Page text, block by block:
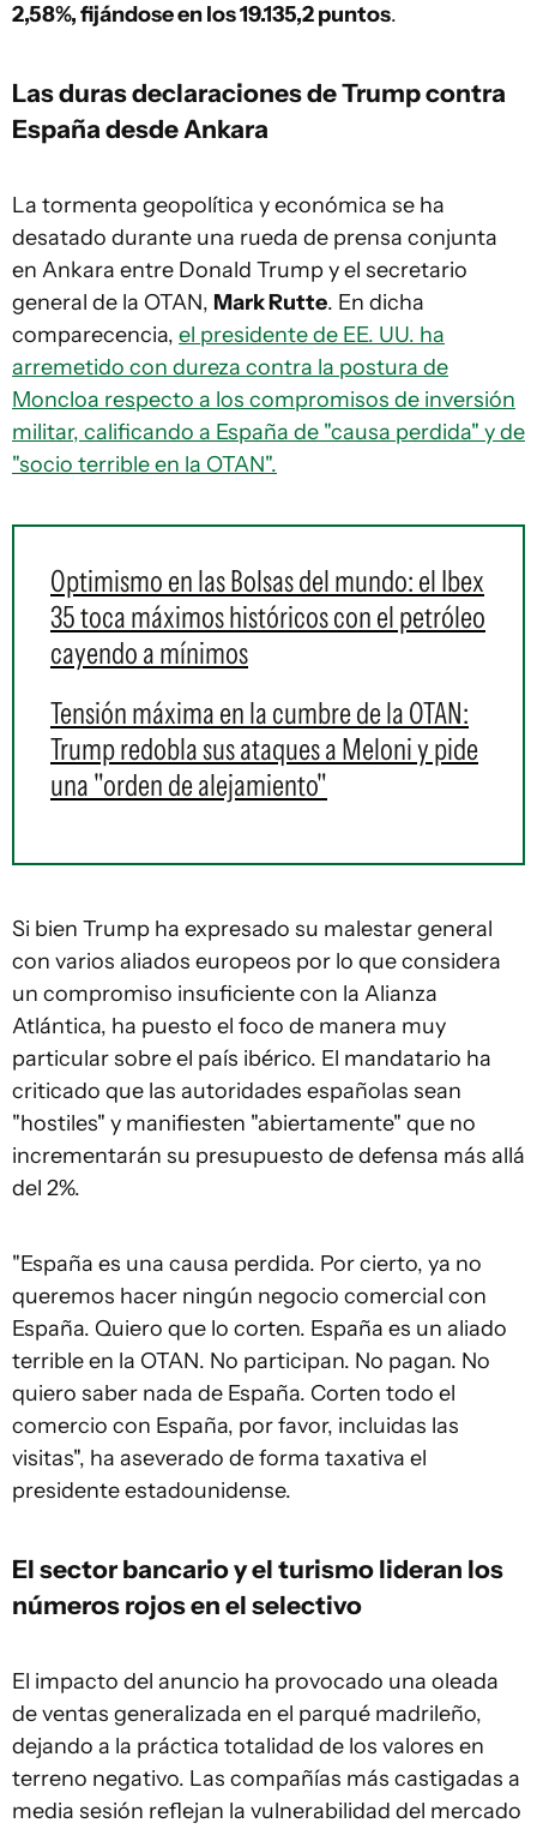
2,58%, fijándose en los 19.135,2 puntos.
Las duras declaraciones de Trump contra
España desde Ankara
La tormenta geopolítica y económica se ha
desatado durante una rueda de prensa conjunta
en Ankara entre Donald Trump y el secretario
general de la OTAN, Mark Rutte. En dicha
comparecencia, el presidente de EE. UU. ha
arremetido con dureza contra la postura de
Moncloa respecto a los compromisos de inversión
militar, calificando a España de "causa perdida" y de
"socio terrible en la OTAN".
Optimismo en las Bolsas del mundo: el Ibex
35 toca máximos históricos con el petróleo
cayendo a mínimos
Tensión máxima en la cumbre de la OTAN:
Trump redobla sus ataques a Meloni y pide
una "orden de alejamiento"
Si bien Trump ha expresado su malestar general
con varios aliados europeos por lo que considera
un compromiso insuficiente con la Alianza
Atlántica, ha puesto el foco de manera muy
particular sobre el país ibérico. El mandatario ha
criticado que las autoridades españolas sean
"hostiles" y manifiesten "abiertamente" que no
incrementarán su presupuesto de defensa más allá
del 2%.
"España es una causa perdida. Por cierto, ya no
queremos hacer ningún negocio comercial con
España. Quiero que lo corten. España es un aliado
terrible en la OTAN. No participan. No pagan. No
quiero saber nada de España. Corten todo el
comercio con España, por favor, incluidas las
visitas", ha aseverado de forma taxativa el
presidente estadounidense.
El sector bancario y el turismo lideran los
números rojos en el selectivo
El impacto del anuncio ha provocado una oleada
de ventas generalizada en el parqué madrileño,
dejando a la práctica totalidad de los valores en
terreno negativo. Las compañías más castigadas a
media sesión reflejan la vulnerabilidad del mercado